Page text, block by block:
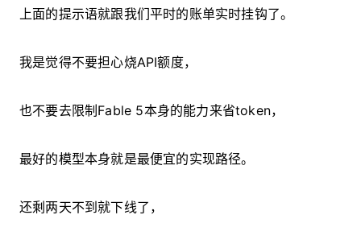
上面的提示语就跟我们平时的账单实时挂钩了。
我是觉得不要担心烧API额度，
也不要去限制Fable 5本身的能力来省token，
最好的模型本身就是最便宜的实现路径。
还剩两天不到就下线了，